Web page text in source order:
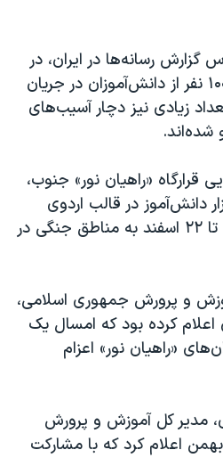
گزارش رسانه‌ها در ایران، در
سال‌های گذشته بیش از ۱۰۰ نفر از دانش‌آموزان در جریان
زیادی نیز دچار آسیب‌های
قرارگاه «راهیان نور» جنوب،
کرده که ۴۰۰ هزار دانش‌آموز در قالب اردوی
راهیان نور از ابتدای بهمن تا ۲۲ اسفند به مناطق جنگی در
و پرورش جمهوری اسلامی،
کرده بود که امسال یک
«راهیان نور» اعزام
مدیر کل آموزش و پرورش
استان بوشهر، هم روز ۲۹ بهمن اعلام کرد که با مشارکت